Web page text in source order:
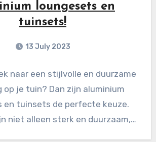
loungesets en
tuinsets!
13 July 2023
naar een stijlvolle en duurzame
op je tuin? Dan zijn aluminium
en tuinsets de perfecte keuze.
niet alleen sterk en duurzaam,…